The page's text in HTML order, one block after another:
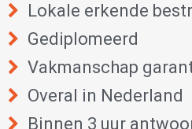
Lokale erkende
Gediplomeerd
Vakmanschap
Overal in Nederland
Binnen 3 uur